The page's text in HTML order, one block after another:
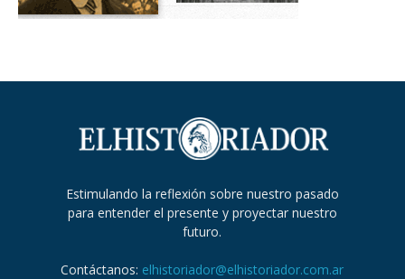
Estimulando la reflexión sobre nuestro pasado
para entender el presente y proyectar nuestro
futuro.
Contáctanos: elhistoriador@elhistoriador.com.ar